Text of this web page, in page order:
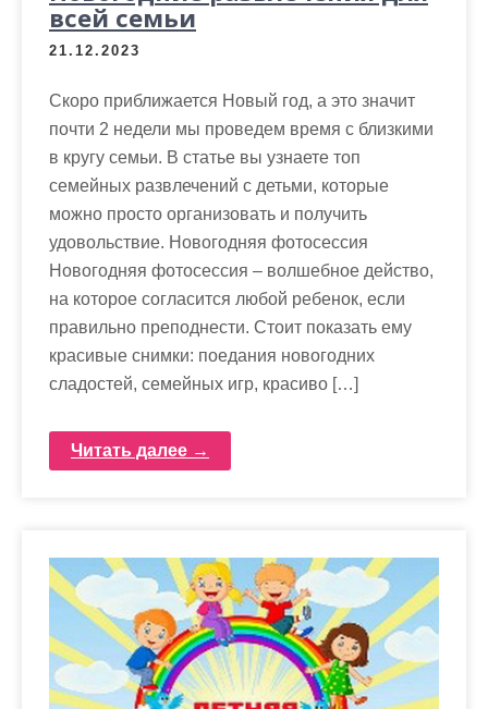
всей семьи
21.12.2023
Скоро приближается Новый год, а это значит
почти 2 недели мы проведем время с близкими
в кругу семьи. В статье вы узнаете топ
семейных развлечений с детьми, которые
можно просто организовать и получить
удовольствие. Новогодняя фотосессия
Новогодняя фотосессия – волшебное действо,
на которое согласится любой ребенок, если
правильно преподнести. Стоит показать ему
красивые снимки: поедания новогодних
сладостей, семейных игр, красиво […]
Читать далее →